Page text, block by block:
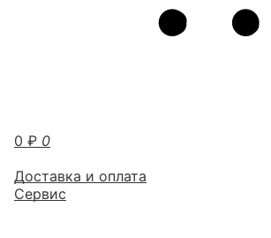
0 ₽ 0
Доставка и оплата
Сервис